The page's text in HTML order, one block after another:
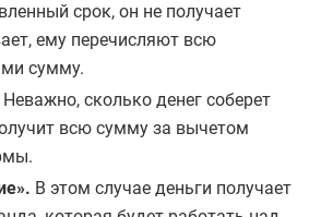
срок, он не получает
ему перечисляют всю
сумму.
Неважно, сколько денег соберет
всю сумму за вычетом
В этом случае деньги получает